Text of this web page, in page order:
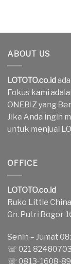
ABOUT US
LOTOTO.co.id
Fokus kami
ONEBIZ yang
Jika Anda ingin
untuk menjual
OFFICE
LOTOTO.co.id
Ruko Little
Gn. Putri Bogor
Senin – Jumat
☏ 021 82480703
☏ 0813-1608-